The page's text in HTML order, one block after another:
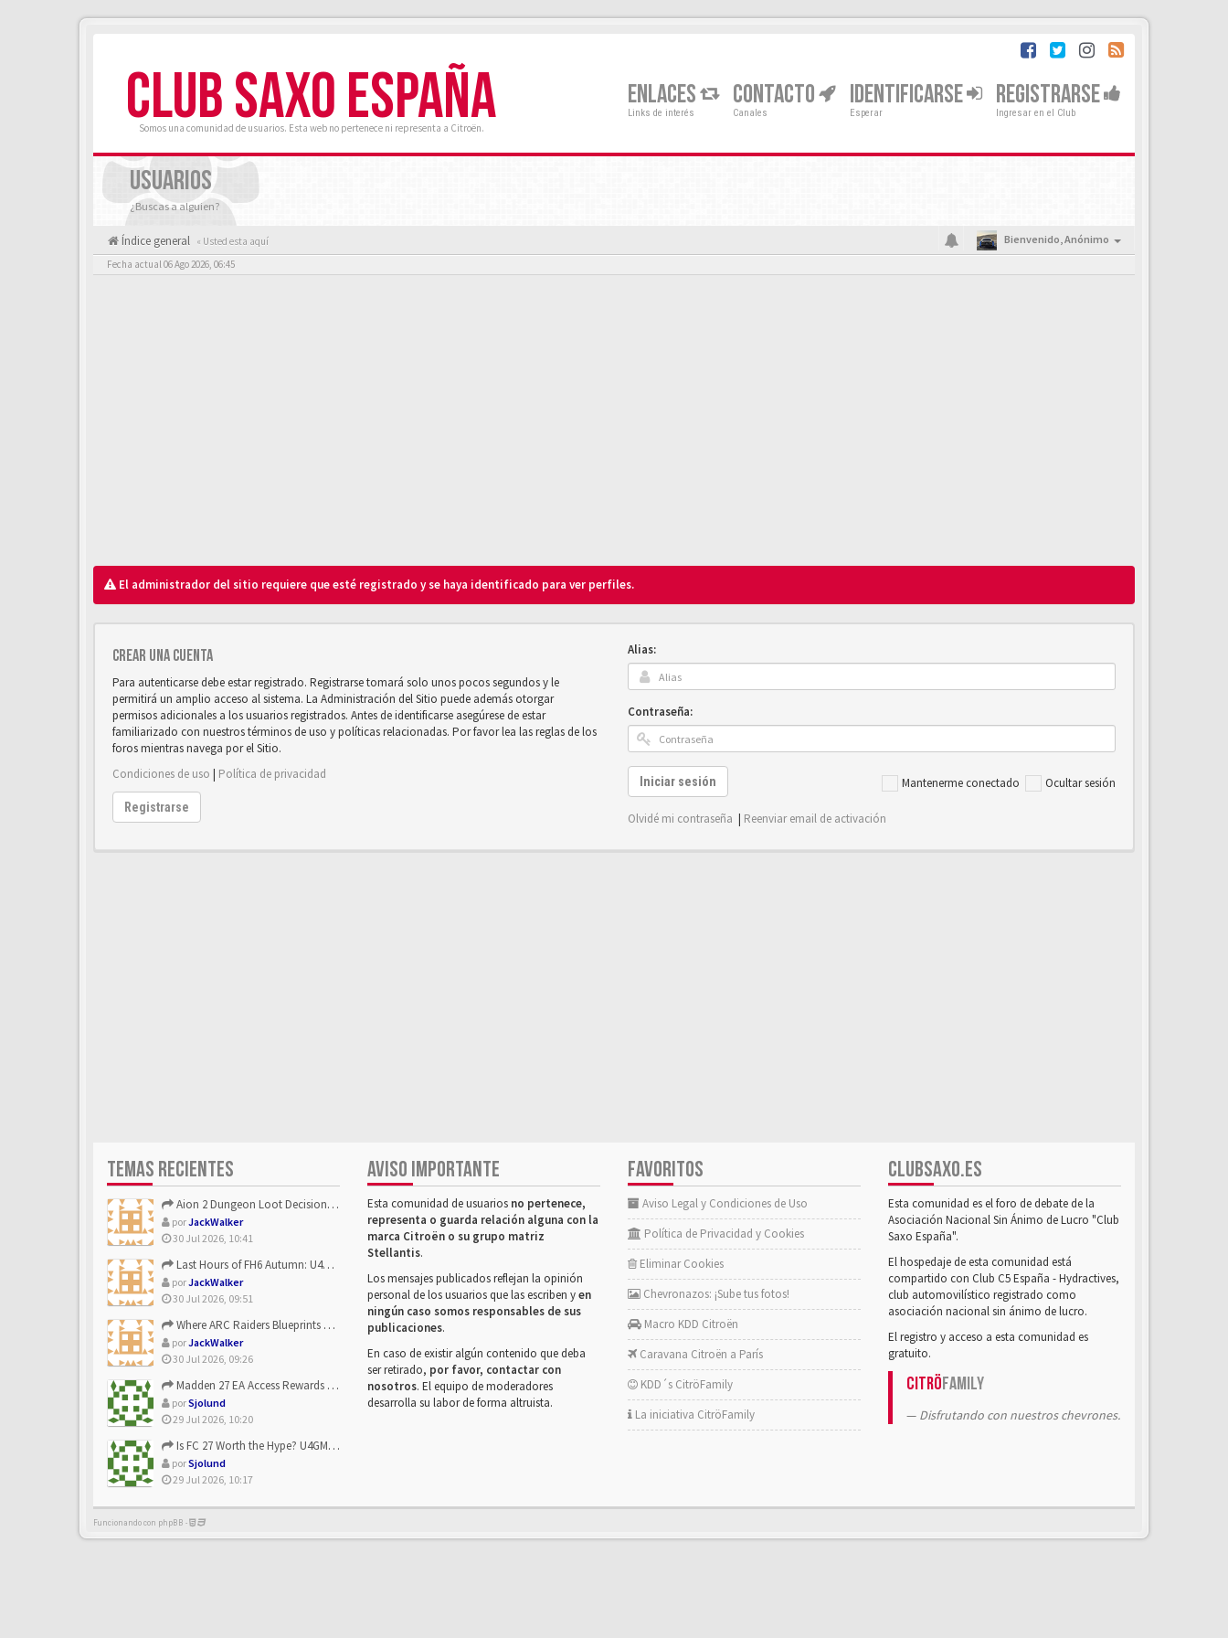
CLUB SAXO ESPAÑA
Somos una comunidad de usuarios. Esta web no pertenece ni representa a Citroën.
ENLACES
Links de interés
CONTACTO
Canales
IDENTIFICARSE
Esperar
REGISTRARSE
Ingresar en el Club
USUARIOS
¿Buscas a alguien?
Índice general « Usted esta aquí Bienvenido,Anónimo
Fecha actual 06 Ago 2026, 06:45
El administrador del sitio requiere que esté registrado y se haya identificado para ver perfiles.
Crear una cuenta
Para autenticarse debe estar registrado. Registrarse tomará solo unos pocos segundos y le
permitirá un amplio acceso al sistema. La Administración del Sitio puede además otorgar
permisos adicionales a los usuarios registrados. Antes de identificarse asegúrese de estar
familiarizado con nuestros términos de uso y políticas relacionadas. Por favor lea las reglas de los
foros mientras navega por el Sitio.
Condiciones de uso | Política de privacidad
Registrarse
Alias:
Contraseña:
Mantenerme conectado Ocultar sesión
Iniciar sesión
Olvidé mi contraseña | Reenviar email de activación
TEMAS RECIENTES
Aion 2 Dungeon Loot Decisions: Smarter Runs With U4N
porJackWalker
30 Jul 2026, 10:41
Last Hours of FH6 Autumn: U4N and the Best Rewards to Grab
porJackWalker
30 Jul 2026, 09:51
Where ARC Raiders Blueprints Come From and How U4N Can Help
porJackWalker
30 Jul 2026, 09:26
Madden 27 EA Access Rewards Explained | U4GM Early Game Surv...
porSjolund
29 Jul 2026, 10:20
Is FC 27 Worth the Hype? U4GM Breaks Down Every Major Reveal
porSjolund
29 Jul 2026, 10:17
AVISO IMPORTANTE
Esta comunidad de usuarios no pertenece,
representa o guarda relación alguna con la
marca Citroën o su grupo matriz
Stellantis.
Los mensajes publicados reflejan la opinión
personal de los usuarios que las escriben yen
ningún caso somos responsables de sus
publicaciones.
En caso de existir algún contenido que deba
ser retirado, por favor, contactar con
nosotros. El equipo de moderadores
desarrolla su labor de forma altruista.
FAVORITOS
Aviso Legal y Condiciones de Uso
Política de Privacidad y Cookies
Eliminar Cookies
Chevronazos: ¡Sube tus fotos!
Macro KDD Citroën
Caravana Citroën a París
KDD´s CitröFamily
La iniciativa CitröFamily
CLUBSAXO.ES
Esta comunidad es el foro de debate de la
Asociación Nacional Sin Ánimo de Lucro "Club
Saxo España".
El hospedaje de esta comunidad está
compartido con Club C5 España - Hydractives,
club automovilístico registrado como
asociación nacional sin ánimo de lucro.
El registro y acceso a esta comunidad es
gratuito.
CitröFamily
Disfrutando con nuestros chevrones.
Funcionando con phpBB -